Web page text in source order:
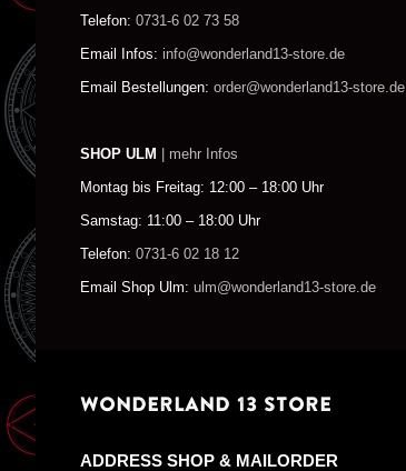
Telefon: 0731-6 02 73 58
Email Infos: info@wonderland13-store.de
Email Bestellungen: order@wonderland13-store.de
SHOP ULM | mehr Infos
Montag bis Freitag: 12:00 – 18:00 Uhr
Samstag: 11:00 – 18:00 Uhr
Telefon: 0731-6 02 18 12
Email Shop Ulm: ulm@wonderland13-store.de
WONDERLAND 13 STORE
ADDRESS SHOP & MAILORDER